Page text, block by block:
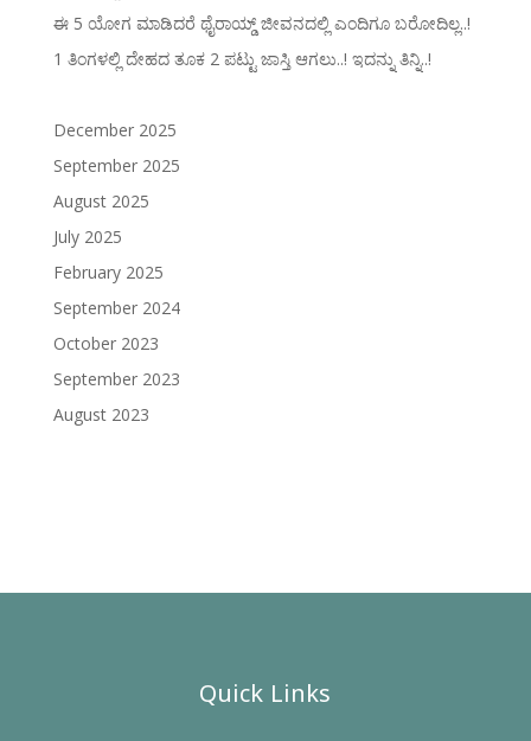
ಈ 5 ಯೋಗ ಮಾಡಿದರೆ ಥೈರಾಯ್ಡ್‌ ಜೀವನದಲ್ಲಿ ಎಂದಿಗೂ ಬರೋದಿಲ್ಲ..!
1 ತಿಂಗಳಲ್ಲಿ ದೇಹದ ತೂಕ 2 ಪಟ್ಟು ಜಾಸ್ತಿ ಆಗಲು..! ಇದನ್ನು ತಿನ್ನಿ..!
December 2025
September 2025
August 2025
July 2025
February 2025
September 2024
October 2023
September 2023
August 2023
Quick Links